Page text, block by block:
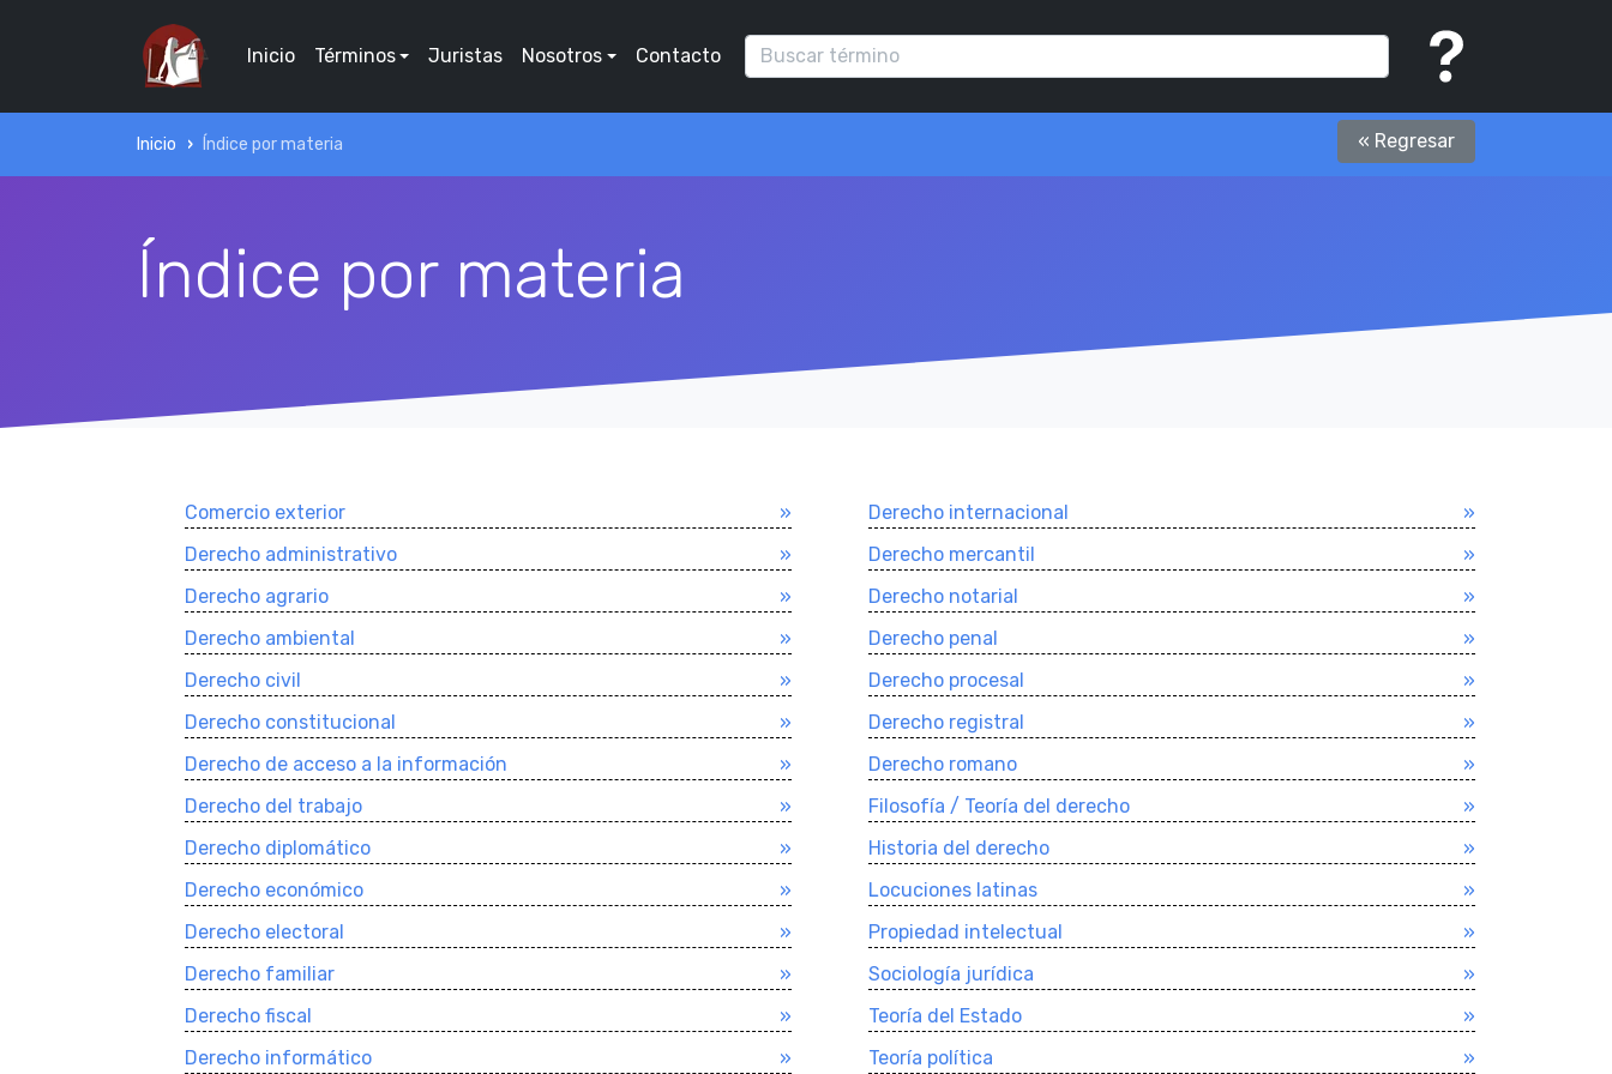
Inicio Términos Juristas Nosotros Contacto
Inicio Índice por materia « Regresar
Índice por materia
Comercio exterior
»
Derecho administrativo
»
Derecho agrario
»
Derecho ambiental
»
Derecho civil
»
Derecho constitucional
»
Derecho de acceso a la información
»
Derecho del trabajo
»
Derecho diplomático
»
Derecho económico
»
Derecho electoral
»
Derecho familiar
»
Derecho fiscal
»
Derecho informático
»
Derecho internacional
»
Derecho mercantil
»
Derecho notarial
»
Derecho penal
»
Derecho procesal
»
Derecho registral
»
Derecho romano
»
Filosofí­a / Teorí­a del derecho
»
Historia del derecho
»
Locuciones latinas
»
Propiedad intelectual
»
Sociologí­a jurí­dica
»
Teorí­a del Estado
»
Teorí­a polí­tica
»